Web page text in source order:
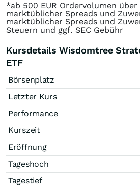
*ab 500 EUR Ordervolumen
marktüblicher Spreads und
marktüblicher Spreads und
Steuern und ggf. SEC Gebühr
Kursdetails Wisdomtree
ETF
Börsenplatz
Letzter Kurs
Performance
Kurszeit
Eröffnung
Tageshoch
Tagestief